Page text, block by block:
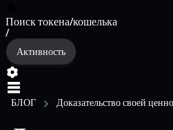
Поиск токена/кошелька
/
Активность
БЛОГ Доказательство своей